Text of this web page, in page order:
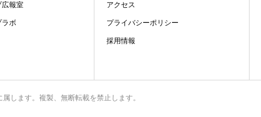
広報室
ラボ
アクセス
プライバシーポリシー
採用情報
属します。複製、無断転載を禁止します。